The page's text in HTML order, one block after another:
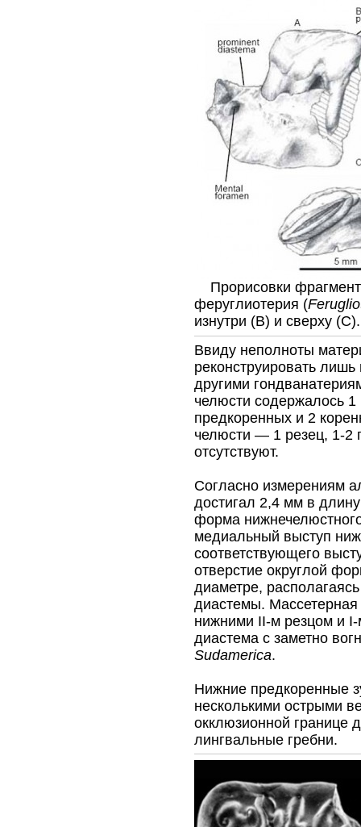
Прорисовки
феруглиотерия (
изнутри (В) и сверху (С).
Ввиду неполноты
реконструировать
другими
челюсти содержалось
предкоренных и 2
челюсти — 1 резец, 1-2
отсутствуют.
Согласно измерениям
достигал 2,4 мм в
форма
медиальный выступ
соответствующего
отверстие округлой
диаметре,
диастемы.
нижними II-м резцом и
диастема с заметно
Sudamerica.
Нижние предкоренные
несколькими острыми
окклюзионной границе
лингвальные гребни.